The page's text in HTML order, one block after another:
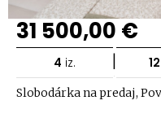
31 500,00 €
4 iz. | 12
Slobodárka na predaj,